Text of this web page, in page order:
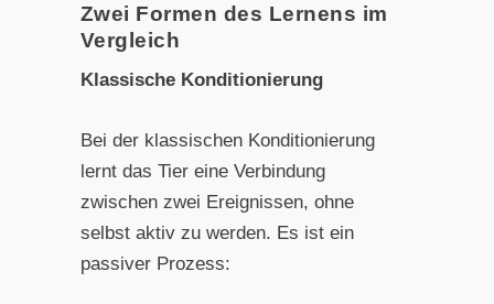
Zwei Formen des Lernens im
Vergleich
Klassische Konditionierung
Bei der klassischen Konditionierung
lernt das Tier eine Verbindung
zwischen zwei Ereignissen, ohne
selbst aktiv zu werden. Es ist ein
passiver Prozess: